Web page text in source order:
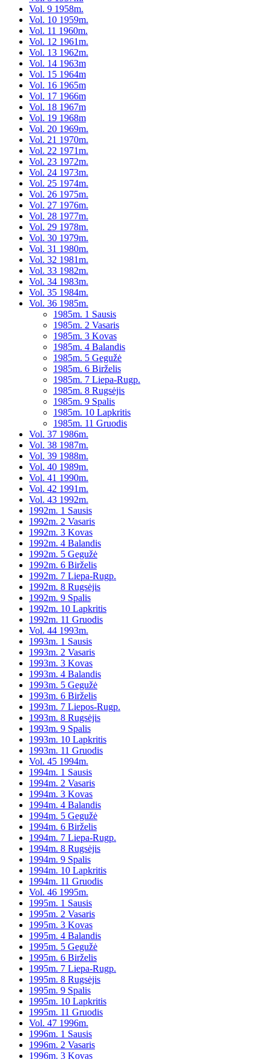
Vol. 9 1958m.
Vol. 10 1959m.
Vol. 11 1960m.
Vol. 12 1961m.
Vol. 13 1962m.
Vol. 14 1963m
Vol. 15 1964m
Vol. 16 1965m
Vol. 17 1966m
Vol. 18 1967m
Vol. 19 1968m
Vol. 20 1969m.
Vol. 21 1970m.
Vol. 22 1971m.
Vol. 23 1972m.
Vol. 24 1973m.
Vol. 25 1974m.
Vol. 26 1975m.
Vol. 27 1976m.
Vol. 28 1977m.
Vol. 29 1978m.
Vol. 30 1979m.
Vol. 31 1980m.
Vol. 32 1981m.
Vol. 33 1982m.
Vol. 34 1983m.
Vol. 35 1984m.
Vol. 36 1985m.
1985m. 1 Sausis
1985m. 2 Vasaris
1985m. 3 Kovas
1985m. 4 Balandis
1985m. 5 Gegužė
1985m. 6 Birželis
1985m. 7 Liepa-Rugp.
1985m. 8 Rugsėjis
1985m. 9 Spalis
1985m. 10 Lapkritis
1985m. 11 Gruodis
Vol. 37 1986m.
Vol. 38 1987m.
Vol. 39 1988m.
Vol. 40 1989m.
Vol. 41 1990m.
Vol. 42 1991m.
Vol. 43 1992m.
1992m. 1 Sausis
1992m. 2 Vasaris
1992m. 3 Kovas
1992m. 4 Balandis
1992m. 5 Gegužė
1992m. 6 Birželis
1992m. 7 Liepa-Rugp.
1992m. 8 Rugsėjis
1992m. 9 Spalis
1992m. 10 Lapkritis
1992m. 11 Gruodis
Vol. 44 1993m.
1993m. 1 Sausis
1993m. 2 Vasaris
1993m. 3 Kovas
1993m. 4 Balandis
1993m. 5 Gegužė
1993m. 6 Birželis
1993m. 7 Liepos-Rugp.
1993m. 8 Rugsėjis
1993m. 9 Spalis
1993m. 10 Lapkritis
1993m. 11 Gruodis
Vol. 45 1994m.
1994m. 1 Sausis
1994m. 2 Vasaris
1994m. 3 Kovas
1994m. 4 Balandis
1994m. 5 Gegužė
1994m. 6 Birželis
1994m. 7 Liepa-Rugp.
1994m. 8 Rugsėjis
1994m. 9 Spalis
1994m. 10 Lapkritis
1994m. 11 Gruodis
Vol. 46 1995m.
1995m. 1 Sausis
1995m. 2 Vasaris
1995m. 3 Kovas
1995m. 4 Balandis
1995m. 5 Gegužė
1995m. 6 Birželis
1995m. 7 Liepa-Rugp.
1995m. 8 Rugsėjis
1995m. 9 Spalis
1995m. 10 Lapkritis
1995m. 11 Gruodis
Vol. 47 1996m.
1996m. 1 Sausis
1996m. 2 Vasaris
1996m. 3 Kovas